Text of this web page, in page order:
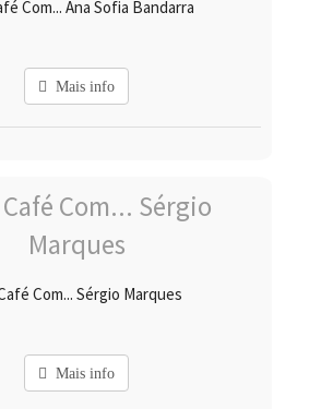
Com... Ana Sofia Bandarra
Mais info
Com... Sérgio Marques
Mais info